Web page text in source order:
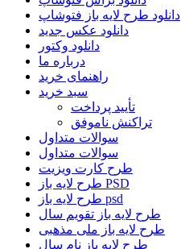
دانلود طرح لایه باز فتوشاپ
دانلود عکس جدید
دانلود وکتور
درباره ما
راهنمای خرید
سبد خرید
تأیید پرداخت
تراکنش ناموفق
سوالات متداول
سوالات متداول
طرح کارت ویزیت
طرح لایه باز PSD
طرح لایه باز psd
طرح لایه باز تقویم سال
طرح لایه باز ملی مذهبی
طرح لایه باز نام سال